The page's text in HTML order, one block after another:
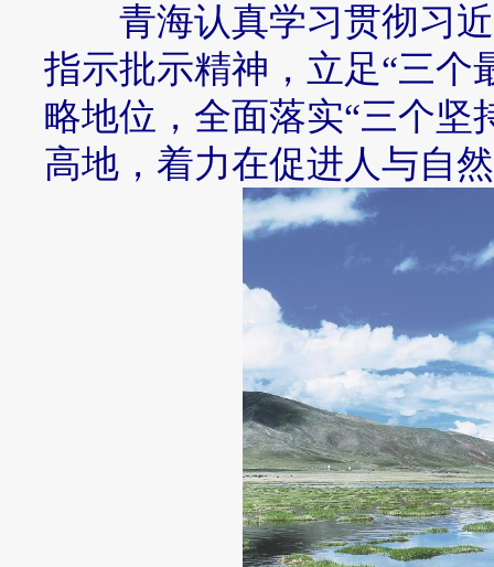
青海认真学习贯彻习近
指示批示精神，立足“三个
略地位，全面落实“三个坚
高地，着力在促进人与自